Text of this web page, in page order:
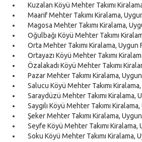
Kuzalan Köyü Mehter Takımı
Maarif Mehter Takımı Kiralama,
Magosa Mehter Takımı Kiralama,
Oğulbağı Köyü Mehter Takımı
Orta Mehter Takımı Kiralama, Uygun
Ortayazı Köyü Mehter Takımı
Özalakadı Köyü Mehter Takımı
Pazar Mehter Takımı Kiralama,
Salucu Köyü Mehter Takımı
Saraydüzü Mehter Takımı Kiralama,
Saygılı Köyü Mehter Takımı
Şeker Mehter Takımı Kiralama,
Seyfe Köyü Mehter Takımı Kiralama,
Soku Köyü Mehter Takımı Kiralama,